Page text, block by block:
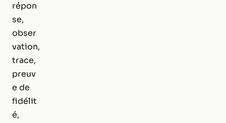
répon
se,
obser
vation,
trace,
preuv
e de
fidélit
é,